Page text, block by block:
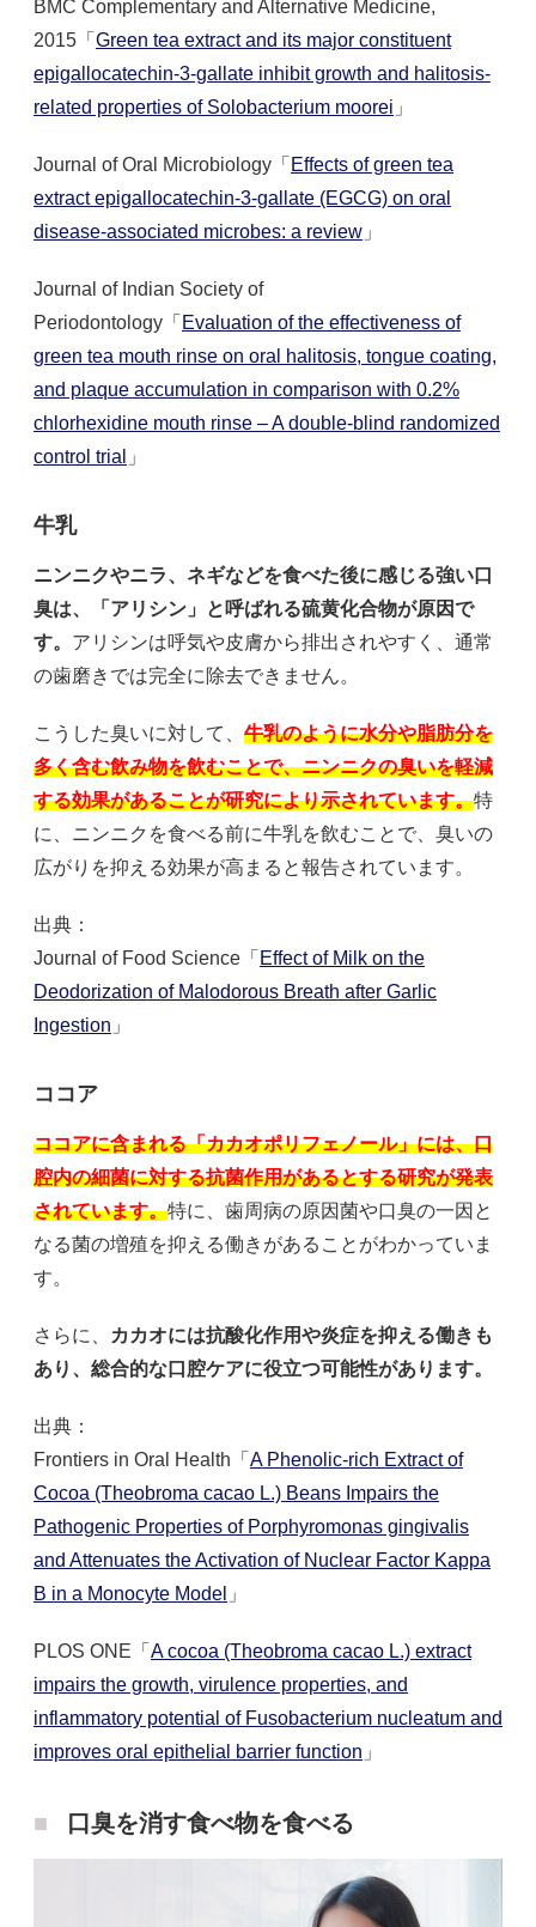
BMC Complementary and Alternative Medicine,
2015「 Green tea extract and its major constituent
epigallocatechin-3-gallate inhibit growth and halitosis-
related properties of Solobacterium moorei 」
Journal of Oral Microbiology「 Effects of green tea
extract epigallocatechin-3-gallate (EGCG) on oral
disease-associated microbes: a review 」
Journal of Indian Society of
Periodontology「 Evaluation of the effectiveness of
green tea mouth rinse on oral halitosis, tongue coating,
and plaque accumulation in comparison with 0.2%
chlorhexidine mouth rinse – A double-blind randomized
control trial
」
牛乳
ニンニクやニラ、ネギなどを食べた後に感じる強い口
臭は、「アリシン」と呼ばれる硫黄化合物が原因で
す。 アリシンは呼気や皮膚から排出されやすく、通常
の歯磨きでは完全に除去できません。
こうした臭いに対して、 牛乳のように水分や脂肪分を
多く含む飲み物を飲むことで、ニンニクの臭いを軽減
する効果があることが研究により示されています。特
に、ニンニクを食べる前に牛乳を飲むことで、臭いの
広がりを抑える効果が高まると報告されています。
出典：
Journal of Food Science「 Effect of Milk on the
Deodorization of Malodorous Breath after Garlic
Ingestion 」
ココア
ココアに含まれる「カカオポリフェノール」には、口
腔内の細菌に対する抗菌作用があるとする研究が発表
されています。特に、歯周病の原因菌や口臭の一因と
なる菌の増殖を抑える働きがあることがわかっていま
す。
さらに、
カカオには抗酸化作用や炎症を抑える働きも
あり、総合的な口腔ケアに役立つ可能性があります。
出典：
Frontiers in Oral Health「 A Phenolic-rich Extract of
Cocoa (Theobroma cacao L.) Beans Impairs the
Pathogenic Properties of Porphyromonas gingivalis
and Attenuates the Activation of Nuclear Factor Kappa
B in a Monocyte Model 」
PLOS ONE「 A cocoa (Theobroma cacao L.) extract
impairs the growth, virulence properties, and
inflammatory potential of Fusobacterium nucleatum and
improves oral epithelial barrier function 」
口臭を消す食べ物を食べる